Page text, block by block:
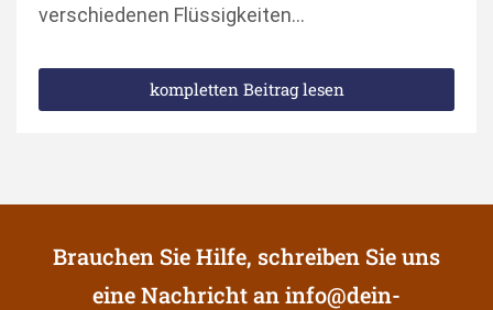
verschiedenen Flüssigkeiten…
kompletten Beitrag lesen
Brauchen Sie Hilfe, schreiben Sie uns
eine Nachricht aninfo@dein-